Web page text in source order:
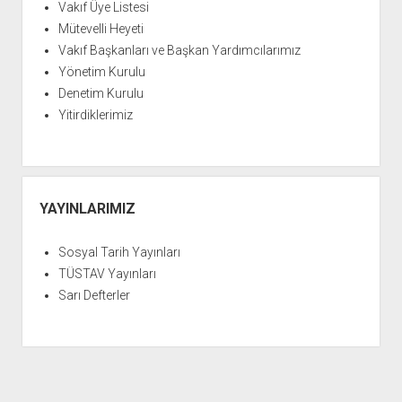
YURTDIŞI KİTAPLIĞI
FİDEF KİTAPLIĞI
Vakıf Üye Listesi
Mütevelli Heyeti
Vakıf Başkanları ve Başkan Yardımcılarımız
Yönetim Kurulu
Denetim Kurulu
Yitirdiklerimiz
YAYINLARIMIZ
Sosyal Tarih Yayınları
TÜSTAV Yayınları
Sarı Defterler